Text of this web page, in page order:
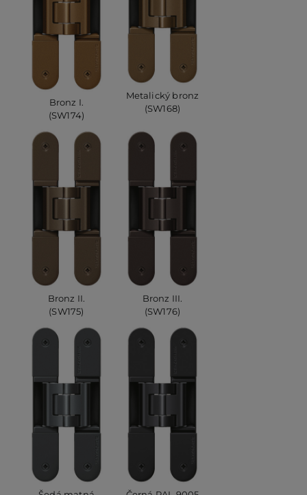
Bronz I.
(SW174)
Metalický bronz
(SW168)
Bronz II.
(SW175)
Bronz III.
(SW176)